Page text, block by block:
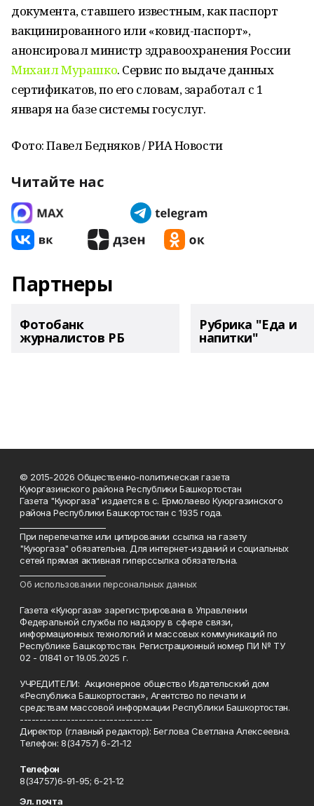
документа, ставшего известным, как паспорт
вакцинированного или «ковид-паспорт»,
анонсировал министр здравоохранения России
Михаил Мурашко. Сервис по выдаче данных
сертификатов, по его словам, заработал с 1
января на базе системы госуслуг.
Фото: Павел Бедняков / РИА Новости
Читайте нас
Партнеры
Фотобанк
журналистов РБ
Рубрика "Еда и
напитки"
© 2015-2026 Общественно-политическая газета
Куюргазинского района Республики Башкортостан
Газета "Куюргаза" издается в с. Ермолаево Куюргазинского
района Республики Башкортостан с 1935 года.
При перепечатке или цитировании ссылка на газету
"Куюргаза" обязательна. Для интернет-изданий и социальных
сетей прямая активная гиперссылка обязательна.
Об использовании персональных данных
Газета «Куюргаза» зарегистрирована в Управлении
Федеральной службы по надзору в сфере связи,
информационных технологий и массовых коммуникаций по
Республике Башкортостан. Регистрационный номер ПИ № ТУ
02 - 01841 от 19.05.2025 г.
УЧРЕДИТЕЛИ: Акционерное общество Издательский дом
«Республика Башкортостан», Агентство по печати и
средствам массовой информации Республики Башкортостан.
----------------------------------
Директор (главный редактор): Беглова Светлана Алексеевна.
Телефон: 8(34757) 6-21-12
Телефон
8(34757)6-91-95; 6-21-12
Эл. почта